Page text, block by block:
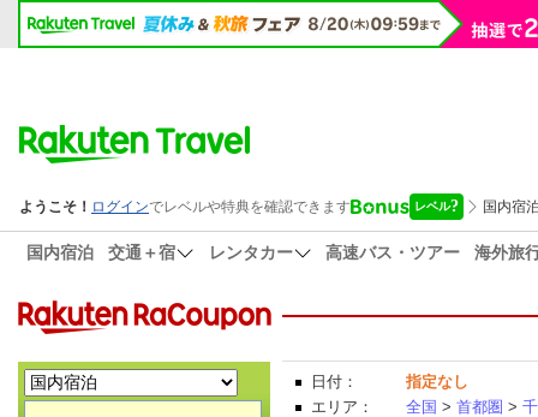
国内宿泊 交通＋宿 レンタカー 高速バス・ツアー 海外旅
日付：
指定なし
エリア：
全国 > 首都圏 >